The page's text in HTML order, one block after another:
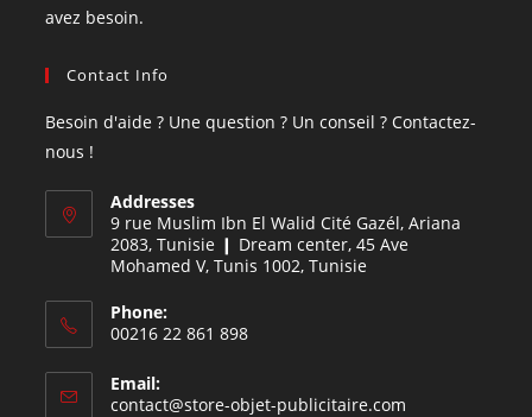
avez besoin.
Contact Info
Besoin d'aide ? Une question ? Un conseil ? Contactez-
nous !
Addresses
9 rue Muslim Ibn El Walid Cité Gazél, Ariana
2083, Tunisie ❙ Dream center, 45 Ave
Mohamed V, Tunis 1002, Tunisie
Phone:
00216 22 861 898
Email:
contact@store-objet-publicitaire.com